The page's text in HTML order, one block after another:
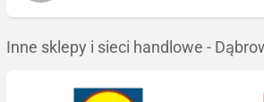
Inne sklepy i sieci handlowe -